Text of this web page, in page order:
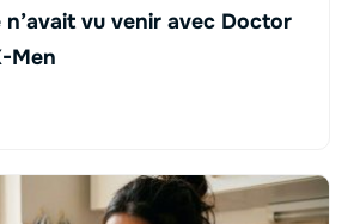
vu venir avec Doctor
Men